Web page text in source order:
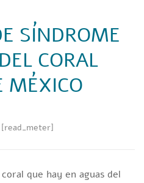
SÍNDROME
CORAL
MÉXICO
[read_meter]
que hay en aguas del